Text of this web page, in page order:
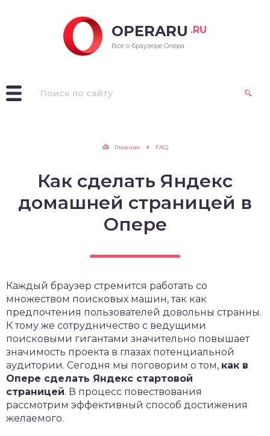
OPERARU .RU
Все о браузере Опера
Главная FAQ
Как сделать Яндекс
домашней страницей в
Опере
Каждый браузер стремится работать со
множеством поисковых машин, так как
предпочтения пользователей довольны странны.
К тому же сотрудничество с ведущими
поисковыми гигантами значительно повышает
значимость проекта в глазах потенциальной
аудитории. Сегодня мы поговорим о том, как в
Опере сделать Яндекс стартовой
страницей. В процесс повествования
рассмотрим эффективный способ достижения
желаемого.
для Windows
для Linux